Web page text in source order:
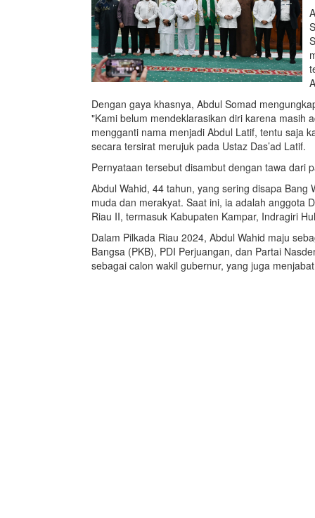
Dengan gaya khasnya, Abdul Somad
"Kami belum mendeklarasikan diri karena masih
mengganti nama menjadi Abdul Latif, tentu saja
secara tersirat merujuk pada Ustaz Das’ad Latif.
Pernyataan tersebut disambut dengan tawa dari
Abdul Wahid, 44 tahun, yang sering disapa
muda dan merakyat. Saat ini, ia adalah anggota
Riau II, termasuk Kabupaten Kampar, Indragiri
Dalam Pilkada Riau 2024, Abdul Wahid maju
Bangsa (PKB), PDI Perjuangan, dan Partai
sebagai calon wakil gubernur, yang juga